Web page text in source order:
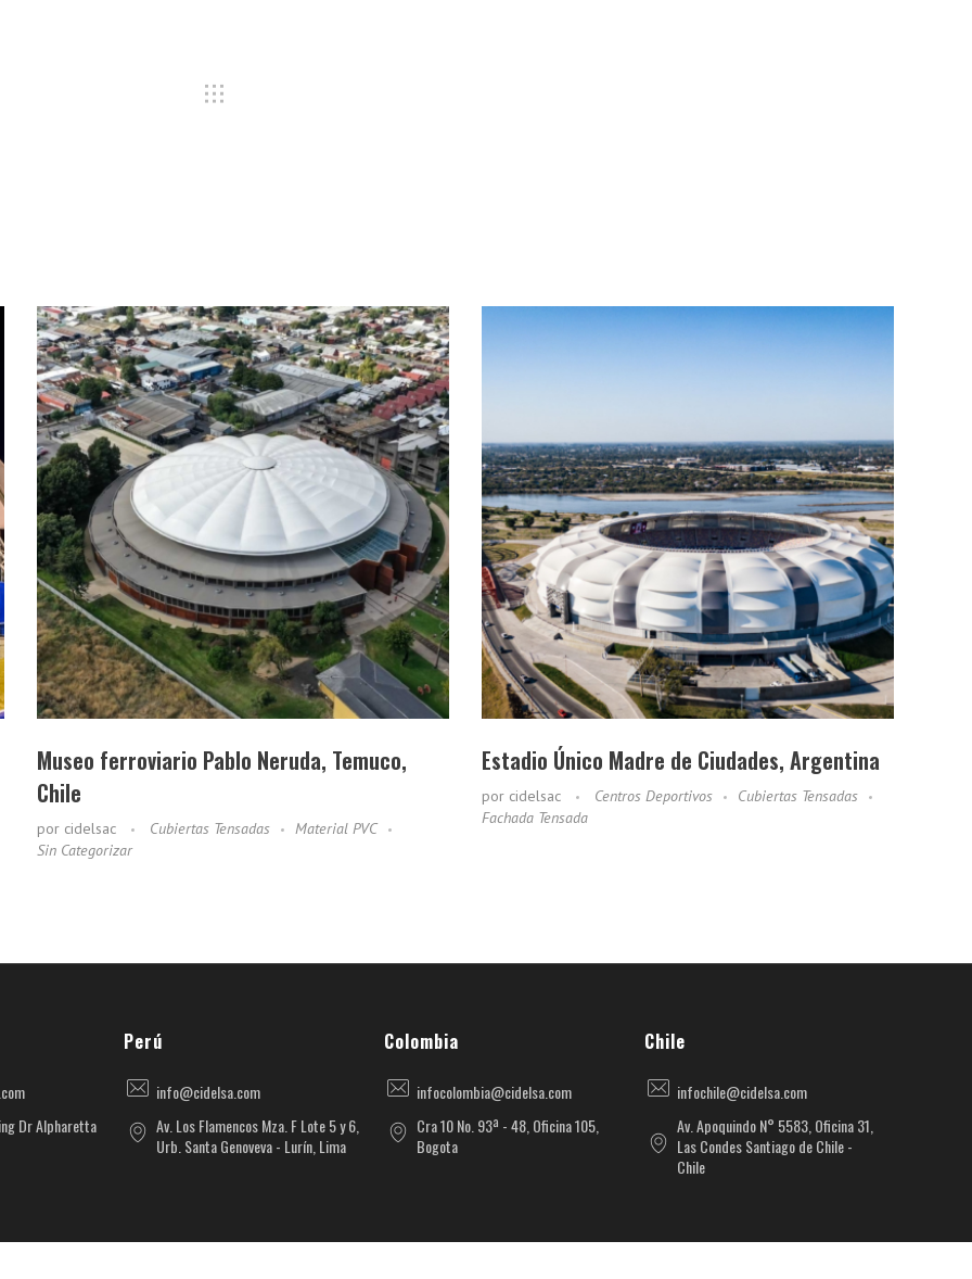
Museo ferroviario Pablo Neruda, Temuco,
Chile
por cidelsac Cubiertas Tensadas
Material PVC
Sin Categorizar
Estadio Único Madre de Ciudades, Argentina
por cidelsac Centros Deportivos
Cubiertas Tensadas
Fachada Tensada
Dr Alpharetta
Perú
info@cidelsa.com
Av. Los Flamencos Mza. F Lote 5 y 6,
Urb. Santa Genoveva - Lurín, Lima
Colombia
infocolombia@cidelsa.com
Cra 10 No. 93ª - 48, Oficina 105,
Bogota
Chile
infochile@cidelsa.com
Av. Apoquindo N° 5583, Oficina 31,
Las Condes Santiago de Chile -
Chile